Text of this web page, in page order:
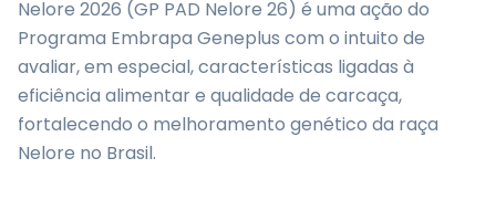
Nelore 2026 (GP PAD Nelore 26) é uma ação do
Programa Embrapa Geneplus com o intuito de
avaliar, em especial, características ligadas à
eficiência alimentar e qualidade de carcaça,
fortalecendo o melhoramento genético da raça
Nelore no Brasil.